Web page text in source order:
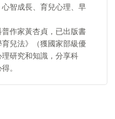
智成長、育兒心理、早
作家黃杏貞，已出版書
兒法》（獲國家部級優
研究和知識，分享科
。